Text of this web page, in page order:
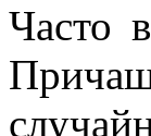
Часто